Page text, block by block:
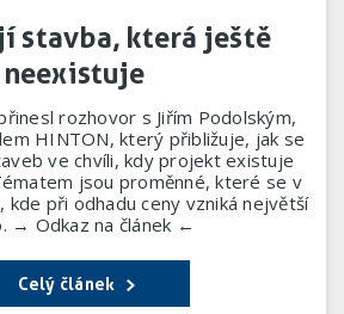
stavba, která ještě
neexistuje
rozhovor s Jiřím Podolským,
HINTON, který přibližuje, jak se
ve chvíli, kdy projekt existuje
jsou proměnné, které se v
kde při odhadu ceny vzniká největší
→ Odkaz na článek ←
Celý článek